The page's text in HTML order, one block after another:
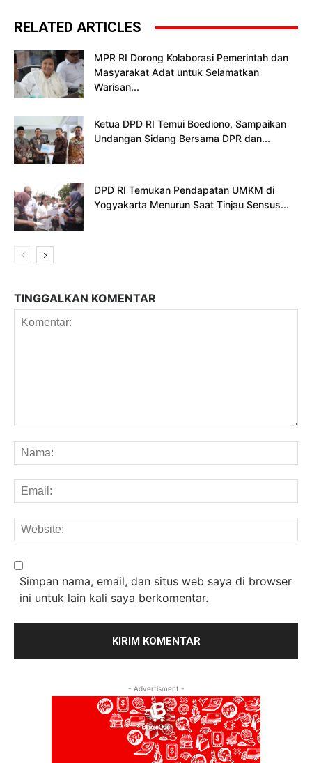
RELATED ARTICLES
MPR RI Dorong Kolaborasi Pemerintah dan
Masyarakat Adat untuk Selamatkan
Warisan...
Ketua DPD RI Temui Boediono, Sampaikan
Undangan Sidang Bersama DPR dan...
DPD RI Temukan Pendapatan UMKM di
Yogyakarta Menurun Saat Tinjau Sensus...
TINGGALKAN KOMENTAR
Simpan nama, email, dan situs web saya di browser
ini untuk lain kali saya berkomentar.
- Advertisment -